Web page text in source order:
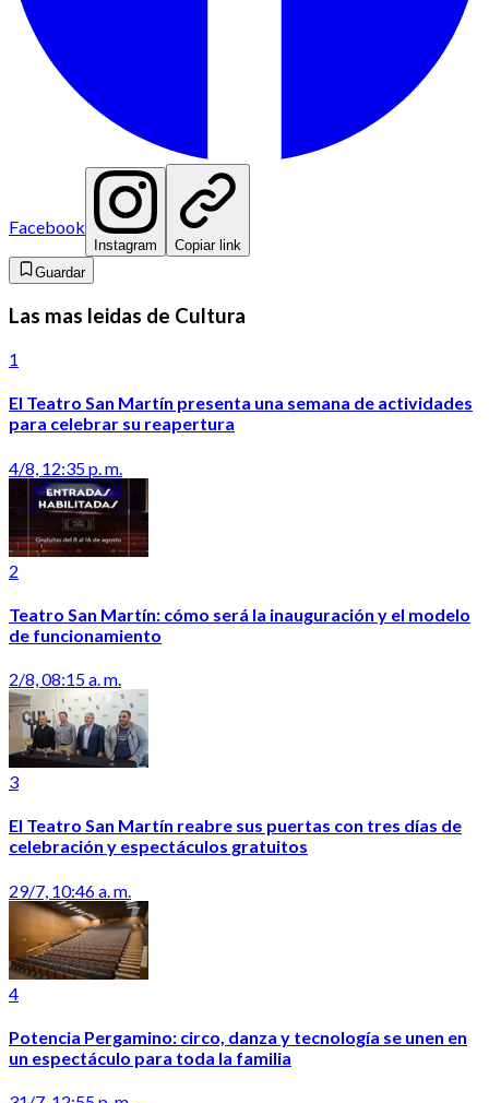
Facebook
Instagram
Copiar link
Guardar
Las mas leidas de Cultura
1
El Teatro San Martín presenta una semana de actividades
para celebrar su reapertura
4/8, 12:35 p. m.
2
Teatro San Martín: cómo será la inauguración y el modelo
de funcionamiento
2/8, 08:15 a. m.
3
El Teatro San Martín reabre sus puertas con tres días de
celebración y espectáculos gratuitos
29/7, 10:46 a. m.
4
Potencia Pergamino: circo, danza y tecnología se unen en
un espectáculo para toda la familia